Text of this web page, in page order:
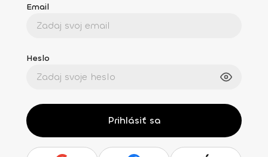
Email
Heslo
Prihlásiť sa